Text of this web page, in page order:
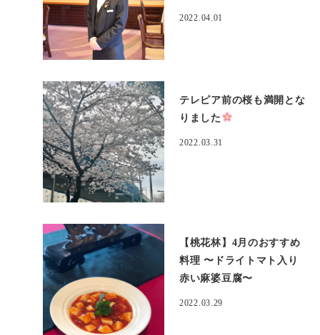
2022.04.01
テレピア前の桜も満開とな
りました
2022.03.31
【桃花林】4月のおすすめ
料理 〜ドライトマト入り
赤い麻婆豆腐〜
2022.03.29